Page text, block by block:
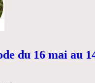
du 16 mai au